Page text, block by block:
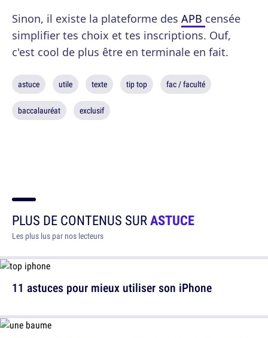
Sinon, il existe la plateforme des APB censée
simplifier tes choix et tes inscriptions. Ouf,
c'est cool de plus être en terminale en fait.
astuce utile texte tip top fac / faculté
baccalauréat exclusif
PLUS DE CONTENUS SURASTUCE
Les plus lus par nos lecteurs
11 astuces pour mieux utiliser son iPhone